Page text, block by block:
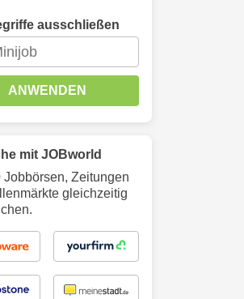
ausschließen
ANWENDEN
mit JOBworld
Jobbörsen, Zeitungen
gleichzeitig